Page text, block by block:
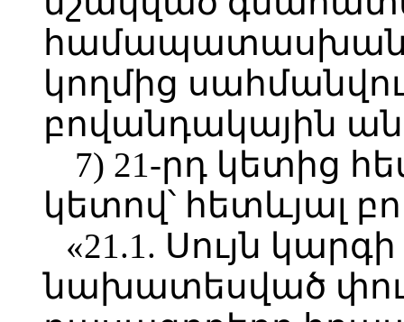
համապատասխան։
կողմից
բովանդակային
7) 21-րդ կետից
կետով՝ հետևյալ
«21.1. Սույն
նախատեսված